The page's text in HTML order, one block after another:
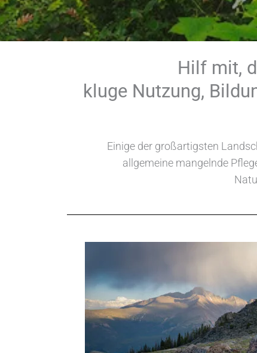
Hilf mit,
kluge Nutzung,
Einige der großartigsten
allgemeine mangelnde